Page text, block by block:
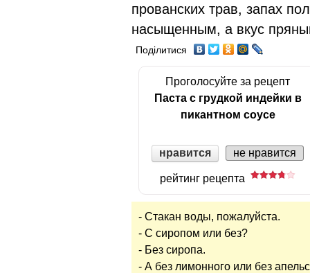
прованских трав, запах
насыщенным, а вкус
Поділитися
Проголосуйте за рецепт
Паста с грудкой индейки в
пикантном соусе
нравится не нравится
рейтинг рецепта
- Стакан воды, пожалуйста.
- С сиропом или без?
- Без сиропа.
- А без лимонного или без